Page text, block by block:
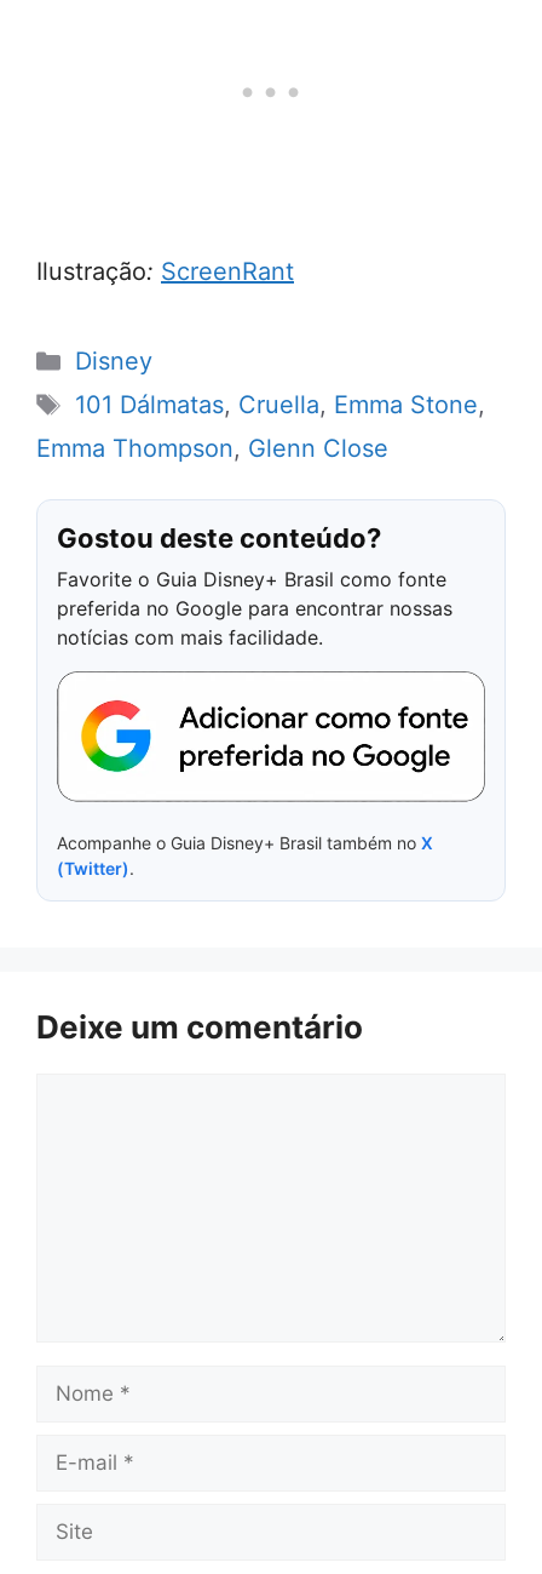
Ilustração: ScreenRant
Categorias
Disney
Tags
101 Dálmatas, Cruella, Emma Stone,
Emma Thompson, Glenn Close
Gostou deste conteúdo?
Favorite o Guia Disney+ Brasil como fonte
preferida no Google para encontrar nossas
notícias com mais facilidade.
Acompanhe o Guia Disney+ Brasil também no X
(Twitter).
Deixe um comentário
Nome
E-
Site